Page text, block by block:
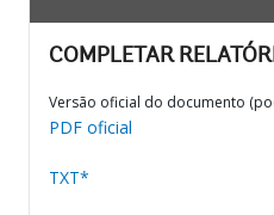
COMPLETAR
Versão oficial do documento
PDF oficial
TXT*